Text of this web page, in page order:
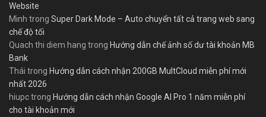
Website
Minh trong Super Dark Mode – Auto chuyển tất cả trang web sang
chế độ tối
Quach thi diem hang trong Hướng dẫn chế ảnh số dư tài khoản MB
Bank
Thái trong Hướng dẫn cách nhận 200GB MultCloud miễn phí mới
nhất 2026
hiupctrong Hướng dẫn cách nhận Google AI Pro 1 năm miễn phí
cho tài khoản mới